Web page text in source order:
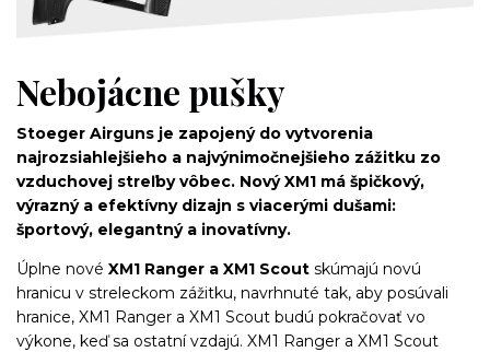
Nebojácne pušky
Stoeger Airguns je zapojený do vytvorenia
najrozsiahlejšieho a najvýnimočnejšieho zážitku zo
vzduchovej streľby vôbec. Nový XM1 má špičkový,
výrazný a efektívny dizajn s viacerými dušami:
športový, elegantný a inovatívny.
Úplne nové XM1 Ranger a XM1 Scout skúmajú novú
hranicu v streleckom zážitku, navrhnuté tak, aby posúvali
hranice, XM1 Ranger a XM1 Scout budú pokračovať vo
výkone, keď sa ostatní vzdajú. XM1 Ranger a XM1 Scout